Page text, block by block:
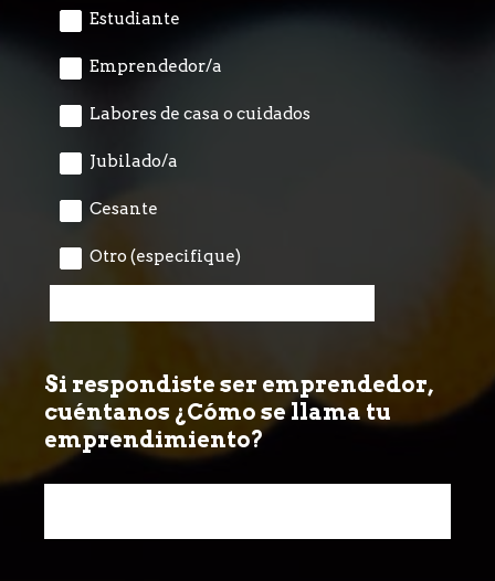
Estudiante
Emprendedor/a
Labores de casa o cuidados
Jubilado/a
Cesante
Otro (especifique)
Question
Title
Si respondiste ser emprendedor,
cuéntanos ¿Cómo se llama tu
emprendimiento?